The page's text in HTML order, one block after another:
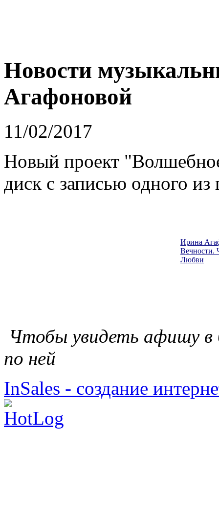
Новости
Агафоновой
11/02/2017
Новый проект
диск с записью одного
Ирина
Вечности.
Любви
Чтобы увидеть афишу
по ней
InSales - создание